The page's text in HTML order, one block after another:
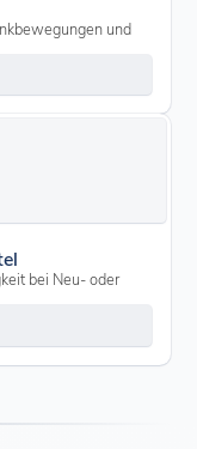
und
bei Neu- oder